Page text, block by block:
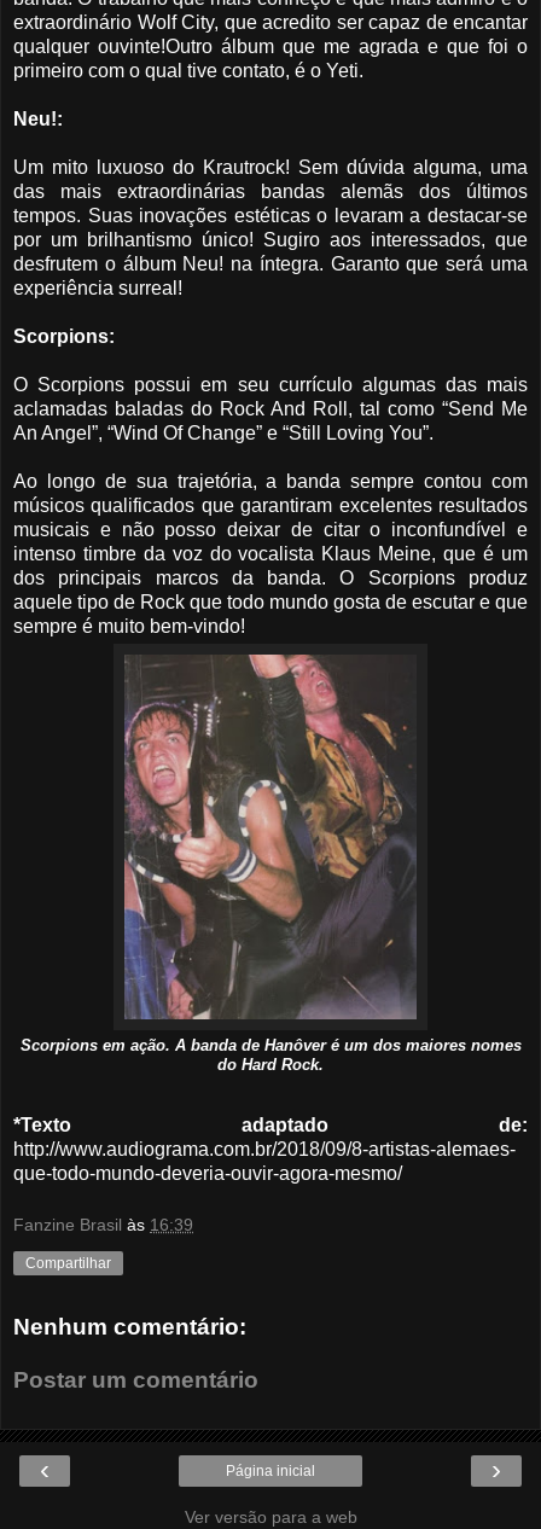
extraordinário Wolf City, que acredito ser capaz de encantar
qualquer ouvinte!Outro álbum que me agrada e que foi o
primeiro com o qual tive contato, é o Yeti.
Neu!:
Um mito luxuoso do Krautrock! Sem dúvida alguma, uma
das mais extraordinárias bandas alemãs dos últimos
tempos. Suas inovações estéticas o levaram a destacar-se
por um brilhantismo único! Sugiro aos interessados, que
desfrutem o álbum Neu! na íntegra. Garanto que será uma
experiência surreal!
Scorpions:
O Scorpions possui em seu currículo algumas das mais
aclamadas baladas do Rock And Roll, tal como “Send Me
An Angel”, “Wind Of Change” e “Still Loving You”.
Ao longo de sua trajetória, a banda sempre contou com
músicos qualificados que garantiram excelentes resultados
musicais e não posso deixar de citar o inconfundível e
intenso timbre da voz do vocalista Klaus Meine, que é um
dos principais marcos da banda. O Scorpions produz
aquele tipo de Rock que todo mundo gosta de escutar e que
sempre é muito bem-vindo!
Scorpions em ação. A banda de Hanôver é um dos maiores nomes
do Hard Rock.
*Texto adaptado de:
http://www.audiograma.com.br/2018/09/8-artistas-alemaes-
que-todo-mundo-deveria-ouvir-agora-mesmo/
Fanzine Brasil às 16:39
Compartilhar
Nenhum comentário:
Postar um comentário
‹ ›
Página inicial
Ver versão para a web